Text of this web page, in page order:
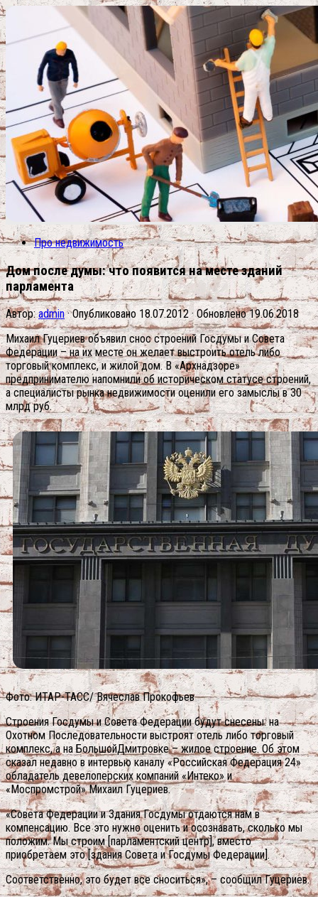
Про недвижимость
Дом после думы: что появится на месте зданий
парламента
Автор:admin · Опубликовано 18.07.2012· Обновлено19.06.2018
Михаил Гуцериев объявил снос строений Госдумы и Совета
Федерации – на их месте он желает выстроить отель либо
торговый комплекс, и жилой дом. В «Архнадзоре»
предпринимателю напомнили об историческом статусе строений,
а специалисты рынка недвижимости оценили его замыслы в 30
млрд руб.
Фото: ИТАР-ТАСС/ Вячеслав Прокофьев
Строения Госдумы и Совета Федерации будут снесены: на
Охотном Последовательности выстроят отель либо торговый
комплекс, а на БольшойДмитровке – жилое строение. Об этом
сказал недавно в интервью каналу «Российская Федерация 24»
обладатель девелоперских компаний «Интеко» и
«Моспромстрой» Михаил Гуцериев.
«Совета Федерации и Здания Госдумы отдаются нам в
компенсацию. Все это нужно оценить и осознавать, сколько мы
положим. Мы строим [парламентский центр], вместо
приобретаем это [здания Совета и Госдумы Федерации].
Соответственно, это будет все сноситься», – сообщил Гуцериев.